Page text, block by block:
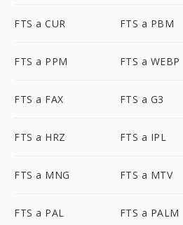
FTS a CUR FTS a PBM
FTS a PPM FTS a WEBP
FTS a FAX FTS a G3
FTS a HRZ FTS a IPL
FTS a MNG FTS a MTV
FTS a PAL FTS a PALM